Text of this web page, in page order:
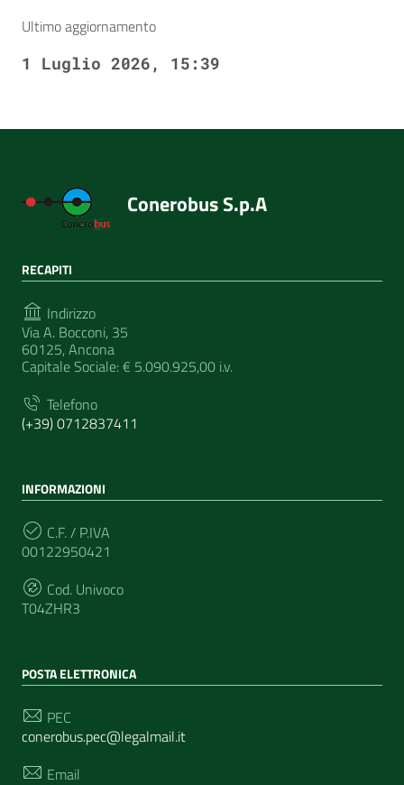
Ultimo aggiornamento
1 Luglio 2026, 15:39
Conerobus S.p.A
RECAPITI
Indirizzo
Via A. Bocconi, 35
60125, Ancona
Capitale Sociale: € 5.090.925,00 i.v.
Telefono
(+39) 0712837411
INFORMAZIONI
C.F. / P.IVA
00122950421
Cod. Univoco
T04ZHR3
POSTA ELETTRONICA
PEC
conerobus.pec@legalmail.it
Email